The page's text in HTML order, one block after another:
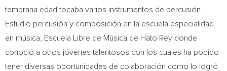
temprana edad tocaba varios instrumentos de percusión.
Estudio percusión y composición en la escuela especialidad
en música, Escuela Libre de Música de Hato Rey donde
conoció a otros jóvenes talentosos con los cuales ha podido
tener diversas oportunidades de colaboración como lo logró